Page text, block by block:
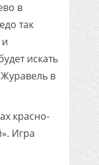
в
так
искать
в
красно-
Игра